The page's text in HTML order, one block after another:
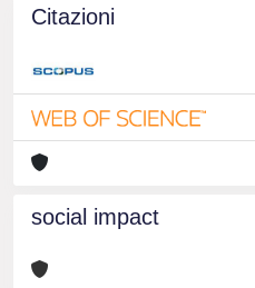
Citazioni
social impact